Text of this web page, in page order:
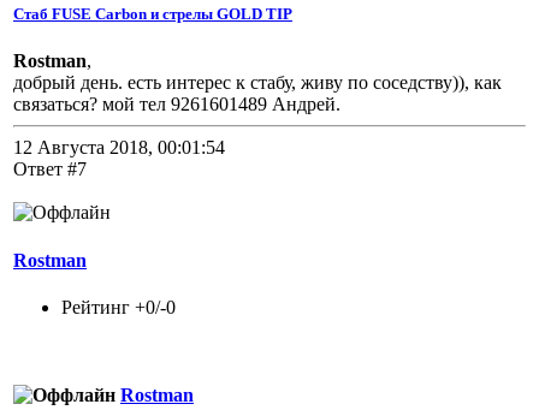
Стаб FUSE Carbon и стрелы GOLD TIP
Rostman,
добрый день. есть интерес к стабу, живу по соседству)), как
связаться? мой тел 9261601489 Андрей.
12 Августа 2018, 00:01:54
Ответ #7
Rostman
Рейтинг +0/-0
Rostman